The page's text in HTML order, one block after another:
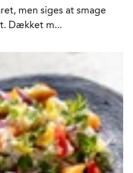
men siges at smage
Dækket m...